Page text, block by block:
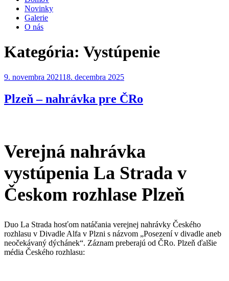
Novinky
Galerie
O nás
Kategória: Vystúpenie
Publikované
9. novembra 202118. decembra 2025
Plzeň – nahrávka pre ČRo
Verejná nahrávka
vystúpenia La Strada v
Českom rozhlase Plzeň
Duo La Strada hosťom natáčania verejnej nahrávky Českého
rozhlasu v Divadle Alfa v Plzni s názvom „Posezení v divadle aneb
neočekávaný dýchánek“. Záznam preberajú od ČRo. Plzeň ďalšie
média Českého rozhlasu: